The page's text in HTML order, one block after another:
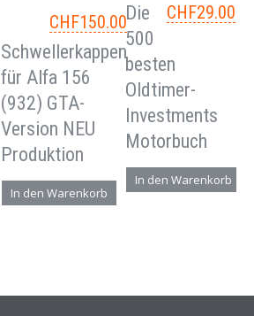
CHF150.00
Schwellerkappen
für Alfa 156
(932) GTA-
Version NEU
Produktion
In den Warenkorb
CHF29.00
Die
500
besten
Oldtimer-
Investments
Motorbuch
In den Warenkorb